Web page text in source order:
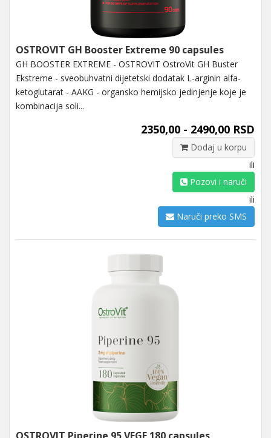
OSTROVIT GH Booster Extreme 90 capsules
GH BOOSTER EXTREME - OSTROVIT OstroVit GH Buster
Ekstreme - sveobuhvatni dijetetski dodatak L-arginin alfa-
ketoglutarat - AAKG - organsko hemijsko jedinjenje koje je
kombinacija soli...
2350,00 - 2490,00 RSD
Dodaj u korpu
ili
Pozovi i naruči
ili
Naruči preko SMS
OSTROVIT Piperine 95 VEGE 180 capsules